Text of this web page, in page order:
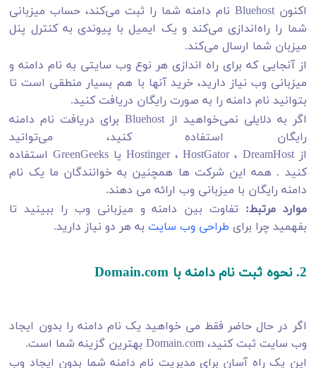
اکنون Bluehost نام دامنه شما را ثبت می‌کند، حساب میزبانی
شما را راه‌اندازی می‌کند و یک ایمیل با پیوندی به کنترل پنل
میزبان شما ارسال می‌کند.
از آنجایی که برای راه اندازی هر نوع وب سایتی به نام دامنه و
میزبانی وب نیاز دارید، خرید آنها با هم بسیار منطقی است تا
بتوانید نام دامنه را به صورت رایگان دریافت کنید.
اگر به دلایلی نمی‌خواهید از Bluehost برای دریافت نام دامنه
رایگان استفاده کنید، می‌توانید
از Hostinger ، HostGator ، DreamHost یا GreenGeeks استفاده
کنید . همه این شرکت ها همچنین به خوانندگان ما یک نام
دامنه رایگان با میزبانی وب ارائه می دهند.
موارد مرتبط:تفاوت بین دامنه و میزبانی وب را ببینید تا
بفهمید چرا برای طراحی وب سایت به هر دو نیاز دارید.
2. نحوه ثبت نام دامنه با Domain.com
اگر در حال حاضر فقط می خواهید یک نام دامنه را بدون ایجاد
وب سایت ثبت کنید، Domain.com بهترین گزینه شما است.
این یک راه آسان برای مدیریت نام دامنه شما بدون ایجاد وب